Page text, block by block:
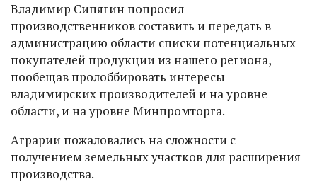
Владимир Сипягин попросил
производственников составить и передать в
администрацию области списки потенциальных
покупателей продукции из нашего региона,
пообещав пролоббировать интересы
владимирских производителей и на уровне
области, и на уровне Минпромторга.
Аграрии пожаловались на сложности с
получением земельных участков для расширения
производства.